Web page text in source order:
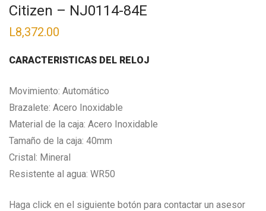
Citizen – NJ0114-84E
L8,372.00
CARACTERISTICAS DEL RELOJ
Movimiento: Automático
Brazalete: Acero Inoxidable
Material de la caja: Acero Inoxidable
Tamaño de la caja: 40mm
Cristal: Mineral
Resistente al agua: WR50
Haga click en el siguiente botón para contactar un asesor